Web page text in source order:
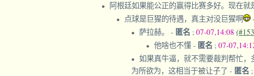
阿根廷如果能公正的赢得比赛多好。现在
点球是巨猩的待遇，真主对没巨猩啊
萨拉赫。 - 匿名 ; 07-07,14:08
他啥也不懂 - 匿名 ; 07-
如果真牛逼，就不需要裁判帮忙
为所欲为，这相当于被让子了 - 匿名 ;